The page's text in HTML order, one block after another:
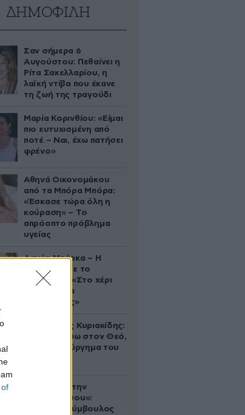
of
ΔΗΜΟΦΙΛΗ
Σαν σήμερα 6
Αυγούστου: Πεθαίνει η
Ρίτα Σακελλαρίου, η
λαϊκή ντίβα που έκανε
τη ζωή της τραγούδι
Μαρία Κορινθίου: «Είμαι
πιο ευτυχισμένη από
ποτέ – Ναι, έχω πατήσει
φρένο»
Αθηνά Οικονομάκου
από τα Μπόρα Μπόρα:
«Έσκασε τώρα όλη η
κούραση» – Το
απρόοπτο πρόβλημα
υγείας
Δανάη Μπάρκα – Η
ανάρτηση με το
σάντουιτς: «Στο χέρι
σου είναι να
αδυνατίσεις»
Βλαδίμηρος Κυριακίδης:
«Δεν πιστεύω στον Θεό,
είναι δημιούργημα του
«Βλέπουμε την
μπουγάδα σου»:
Δημοτική σύμβουλος